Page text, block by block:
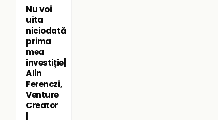
Nu voi
uita
niciodată
prima
mea
investiție|
Alin
Ferenczi,
Venture
Creator